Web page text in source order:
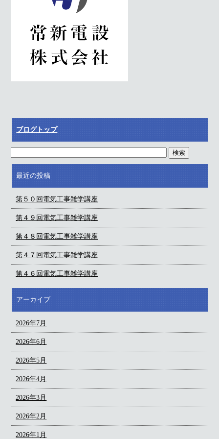
ブログトップ
最近の投稿
第５０回電気工事雑学講座
第４９回電気工事雑学講座
第４８回電気工事雑学講座
第４７回電気工事雑学講座
第４６回電気工事雑学講座
アーカイブ
2026年7月
2026年6月
2026年5月
2026年4月
2026年3月
2026年2月
2026年1月